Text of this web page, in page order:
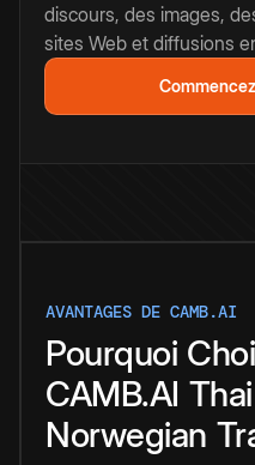
discours, des images,
sites Web et diffusions
AVANTAGES DE CAMB.AI
Pourquoi
CAMB.AI Thai
Norwegian